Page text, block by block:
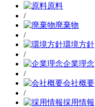
原料
/
廃棄物
/
環境方針
/
企業理念
/
会社概要
/
採用情報